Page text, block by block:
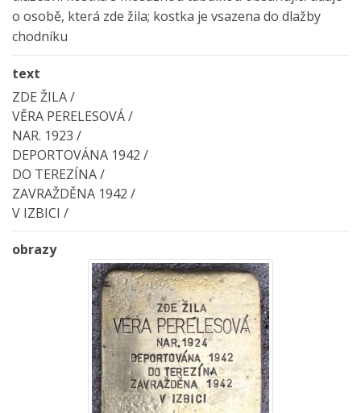
o osobě, která zde žila; kostka je vsazena do dlažby
chodníku
text
ZDE ŽILA /
VĚRA PERELESOVÁ /
NAR. 1923 /
DEPORTOVÁNA 1942 /
DO TEREZÍNA /
ZAVRAŽDĚNA 1942 /
V IZBICI /
obrazy